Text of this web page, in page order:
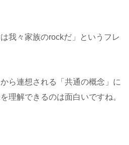
我々家族のrockだ」というフレ
ら連想される「共通の概念」に
理解できるのは面白いですね。